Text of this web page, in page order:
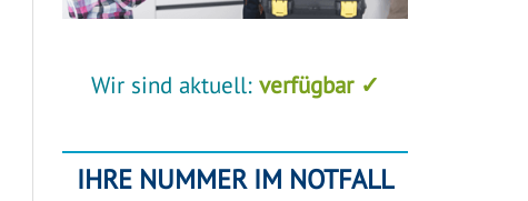
Wir sind aktuell: verfügbar ✓
IHRE NUMMER IM NOTFALL